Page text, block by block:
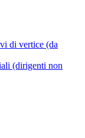
di vertice (da
(dirigenti non